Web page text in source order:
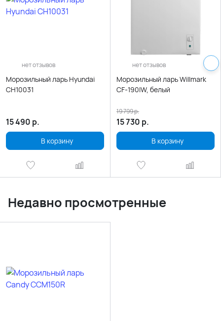
нет отзывов
Морозильный ларь Hyundai
CH10031
15 490 р.
В корзину
нет отзывов
Морозильный ларь Willmark
CF-190IW, белый
15 730 р.
19 799р.
В корзину
Недавно просмотренные